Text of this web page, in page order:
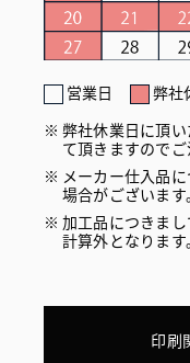
営業日 弊社
弊社休業日に頂
て頂きますのでご
メーカー仕入品
場合がございます
加工品につきま
計算外となります
印刷